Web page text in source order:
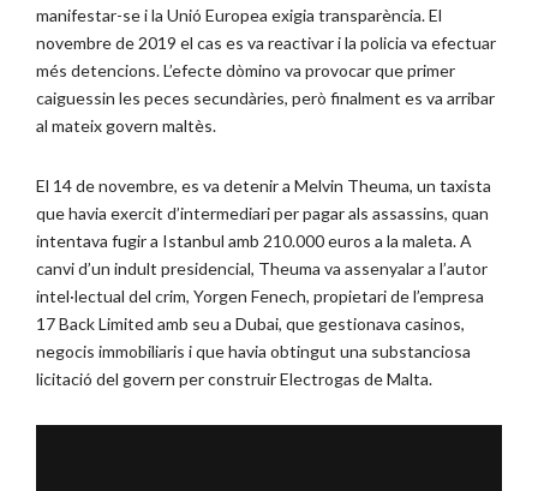
manifestar-se i la Unió Europea exigia transparència. El
novembre de 2019 el cas es va reactivar i la policia va efectuar
més detencions. L’efecte dòmino va provocar que primer
caiguessin les peces secundàries, però finalment es va arribar
al mateix govern maltès.
El 14 de novembre, es va detenir a Melvin Theuma, un taxista
que havia exercit d’intermediari per pagar als assassins, quan
intentava fugir a Istanbul amb 210.000 euros a la maleta. A
canvi d’un indult presidencial, Theuma va assenyalar a l’autor
intel·lectual del crim, Yorgen Fenech, propietari de l’empresa
17 Back Limited amb seu a Dubai, que gestionava casinos,
negocis immobiliaris i que havia obtingut una substanciosa
licitació del govern per construir Electrogas de Malta.